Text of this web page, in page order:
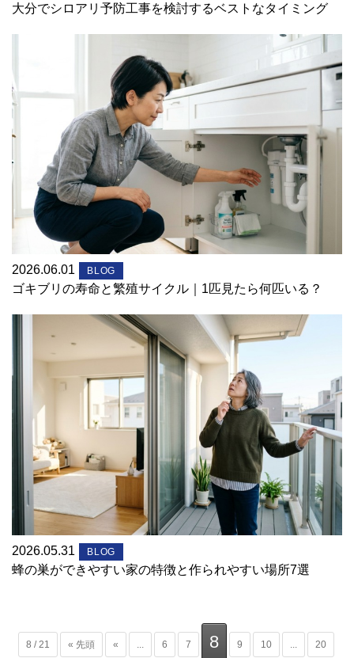
大分でシロアリ予防工事を検討するベストなタイミング
2026.06.01 BLOG
ゴキブリの寿命と繁殖サイクル｜1匹見たら何匹いる？
2026.05.31 BLOG
蜂の巣ができやすい家の特徴と作られやすい場所7選
8 / 21 « 先頭 « ... 6 7 8 9 10 ... 20